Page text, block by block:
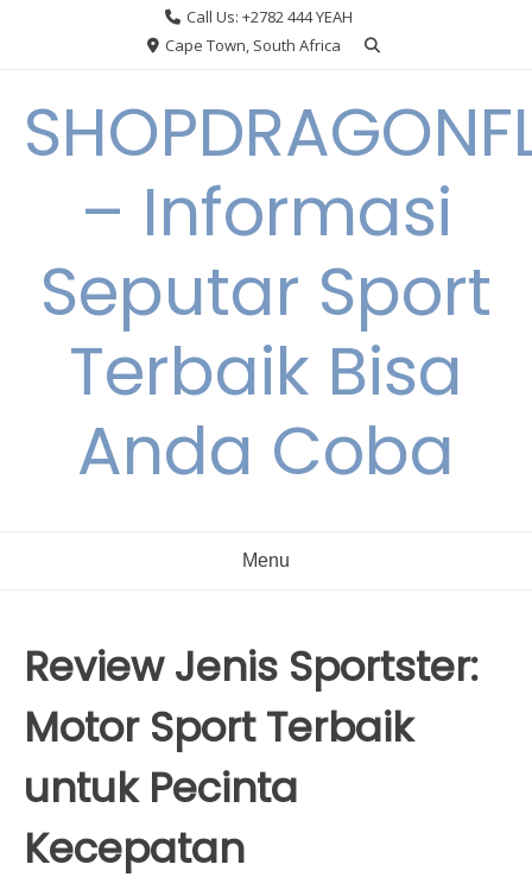
Call Us: +2782 444 YEAH
Cape Town, South Africa
– Informasi
Seputar Sport
Terbaik Bisa
Anda Coba
Menu
Review Jenis Sportster:
Motor Sport Terbaik
untuk Pecinta
Kecepatan